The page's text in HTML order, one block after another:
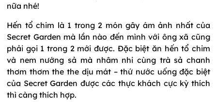
nữa nhé!
Hến tổ chim là 1 trong 2 món gây ám ảnh nhất của
Secret Garden mà lần nào đến mình với ông xã cũng
phải gọi 1 trong 2 mới được. Đặc biệt ăn hến tổ chim
và nem nướng sả mà nhâm nhi cùng trà sả chanh
thơm thơm the the dịu mát – thứ nước uống đặc biệt
của Secret Garden được các thực khách cực kỳ thích
thì càng thích hợp.